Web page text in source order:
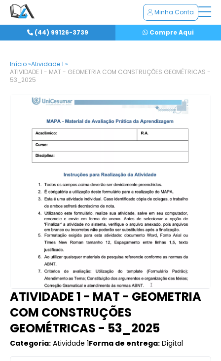
Minha Conta
(44) 99126-3739 Compre Aqui
Início »Atividade 1 »
ATIVIDADE 1 - MAT - GEOMETRIA COM CONSTRUÇÕES GEOMÉTRICAS -
53_2025
ATIVIDADE 1 - MAT - GEOMETRIA
COM CONSTRUÇÕES
GEOMÉTRICAS - 53_2025
Categoria: Atividade 1Forma de entrega: Digital